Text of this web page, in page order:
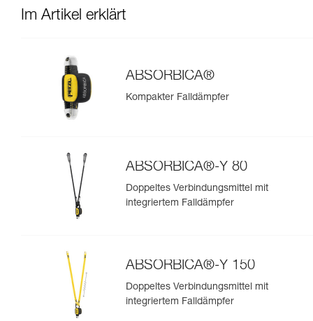
Im Artikel erklärt
ABSORBICA®
Kompakter Falldämpfer
ABSORBICA®-Y 80
Doppeltes Verbindungsmittel mit
integriertem Falldämpfer
ABSORBICA®-Y 150
Doppeltes Verbindungsmittel mit
integriertem Falldämpfer